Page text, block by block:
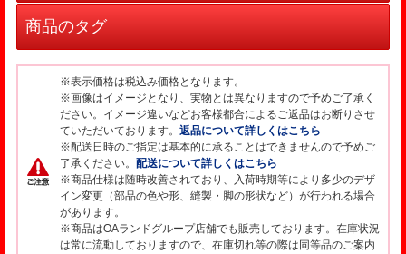
商品のタグ
※表示価格は税込み価格となります。
※画像はイメージとなり、実物とは異なりますので予めご了承く
ださい。イメージ違いなどお客様都合によるご返品はお断りさせ
ていただいております。返品について詳しくはこちら
※配送日時のご指定は基本的に承ることはできませんので予めご
了承ください。 配送について詳しくはこちら
※商品仕様は随時改善されており、入荷時期等により多少のデザ
イン変更（部品の色や形、縫製・脚の形状など）が行われる場合
があります。
※商品はOAランドグループ店舗でも販売しております。在庫状況
は常に流動しておりますので、在庫切れ等の際は同等品のご案内